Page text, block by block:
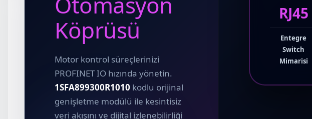
Köprüsü
Motor kontrol süreçlerinizi
PROFINET IO hızında yönetin.
1SFA899300R1010 kodlu orijinal
genişletme modülü ile kesintisiz
veri akışını ve dijital izlenebilirliği
RJ45
Entegre
Switch
Mimarisi